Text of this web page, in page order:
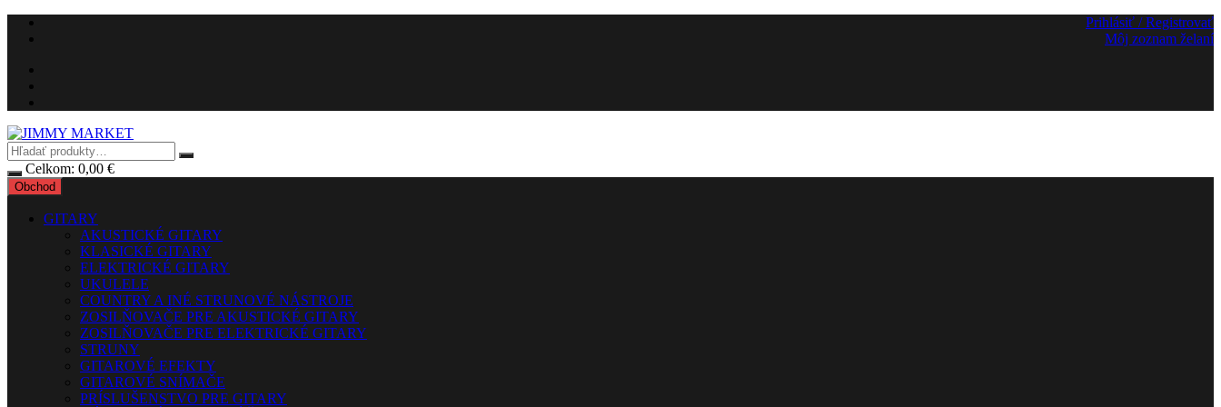
Preskočiť
Prihlásiť / Registrovať
Môj zoznam želaní
Celkom: 0,00 €
Obchod
GITARY
AKUSTICKÉ GITARY
KLASICKÉ GITARY
ELEKTRICKÉ GITARY
UKULELE
COUNTRY A INÉ STRUNOVÉ NÁSTROJE
ZOSILŇOVAČE PRE AKUSTICKÉ GITARY
ZOSILŇOVAČE PRE ELEKTRICKÉ GITARY
STRUNY
GITAROVÉ EFEKTY
GITAROVÉ SNÍMAČE
PRÍSLUŠENSTVO PRE GITARY